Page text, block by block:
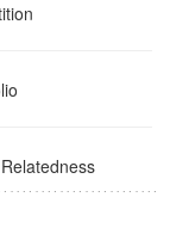
Relatedness